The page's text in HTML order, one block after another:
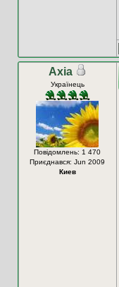
Axia
Українець
Повідомлень: 1 470
Приєднався: Jun 2009
Киев